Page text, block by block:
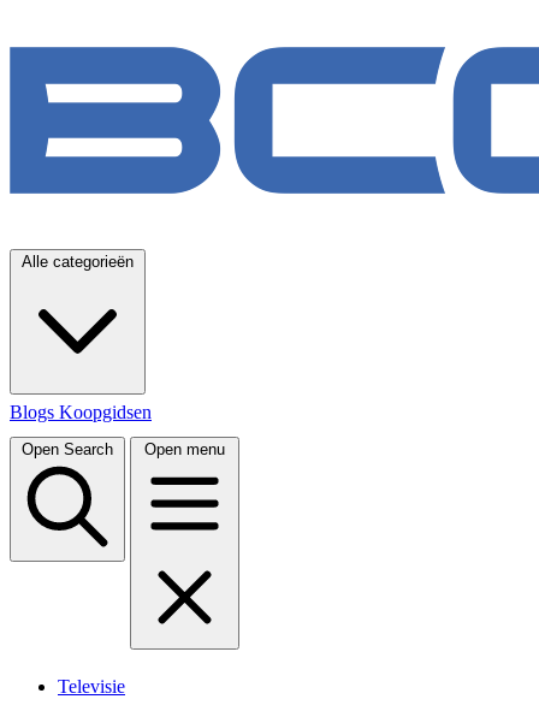
Alle categorieën
Blogs Koopgidsen
Open Search Open menu
Televisie